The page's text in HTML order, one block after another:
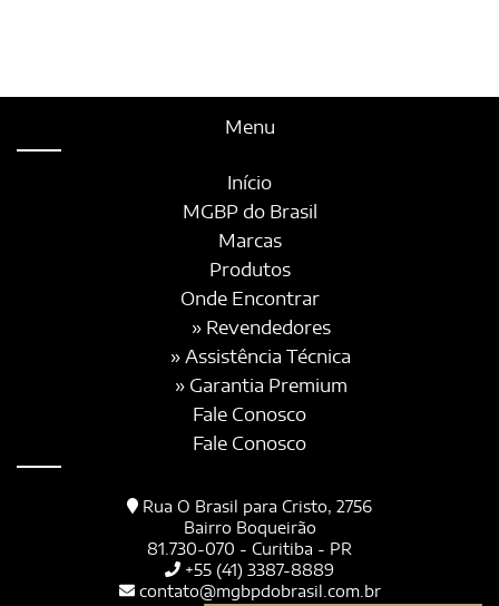
Menu
Início
MGBP do Brasil
Marcas
Produtos
Onde Encontrar
» Revendedores
» Assistência Técnica
» Garantia Premium
Fale Conosco
Fale Conosco
Rua O Brasil para Cristo, 2756
Bairro Boqueirão
81.730-070 - Curitiba - PR
+55 (41) 3387-8889
contato@mgbpdobrasil.com.br